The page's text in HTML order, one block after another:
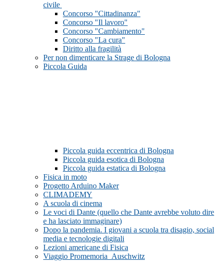
civile
Concorso "Cittadinanza"
Concorso "Il lavoro"
Concorso "Cambiamento"
Concorso "La cura"
Diritto alla fragilità
Per non dimenticare la Strage di Bologna
Piccola Guida
Piccola guida eccentrica di Bologna
Piccola guida esotica di Bologna
Piccola guida estatica di Bologna
Fisica in moto
Progetto Arduino Maker
CLIMADEMY
A scuola di cinema
Le voci di Dante (quello che Dante avrebbe voluto dire
e ha lasciato immaginare)
Dopo la pandemia. I giovani a scuola tra disagio, social
media e tecnologie digitali
Lezioni americane di Fisica
Viaggio Promemoria_Auschwitz